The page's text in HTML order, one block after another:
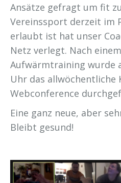
Ansätze gefragt um fit
Vereinssport derzeit im
erlaubt ist hat unser
Netz verlegt. Nach
Aufwärmtraining wurde
Uhr das
Webconference
Eine ganz neue, aber
Bleibt gesund!